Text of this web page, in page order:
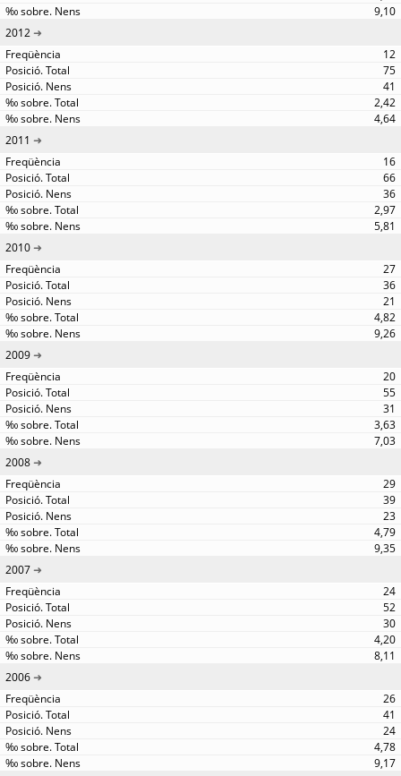
9,10
2012
12
75
41
2,42
4,64
2011
16
66
36
2,97
5,81
2010
27
36
21
4,82
9,26
2009
20
55
31
3,63
7,03
2008
29
39
23
4,79
9,35
2007
24
52
30
4,20
8,11
2006
26
41
24
4,78
9,17